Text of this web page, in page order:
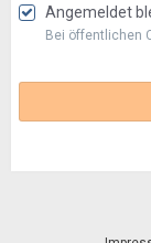
Angemeldet
Bei öffentlichen